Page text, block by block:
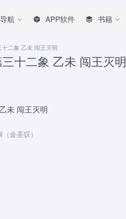
导航 APP软件 书籍
二象 乙未 闯王灭明
十二象 乙未 闯王灭明
未 闯王灭明
金圣叹）